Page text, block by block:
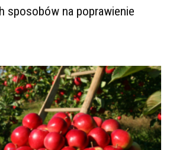
sposobów na poprawienie